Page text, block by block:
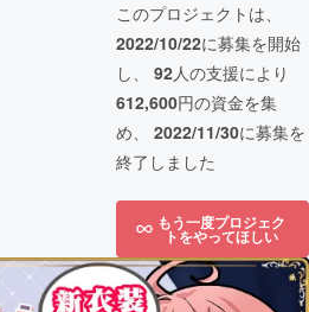
このプロジェクトは、
2022/10/22に募集を開始
し、 92人の支援により
612,600円の資金を集
め、 2022/11/30に募集を
終了しました
もう一度プロジェク
トをやってほしい